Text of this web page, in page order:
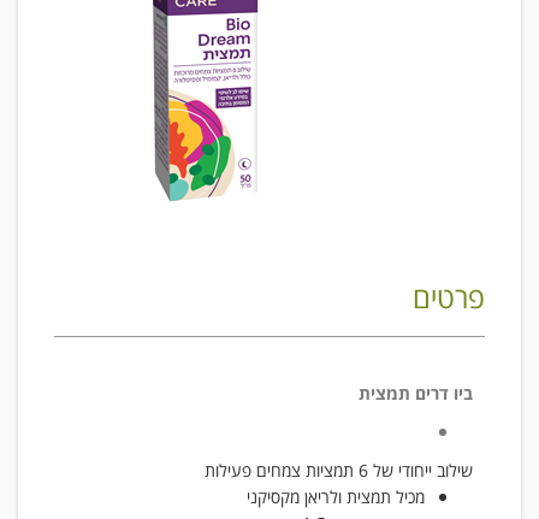
פרטים
ביו דרים תמצית
שילוב ייחודי של 6 תמציות צמחים פעילות
מכיל תמצית ולריאן מקסיקני